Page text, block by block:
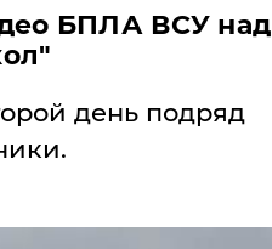
БПЛА ВСУ над
день подряд